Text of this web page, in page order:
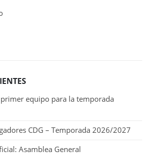
equipo para la temporada
CDG – Temporada 2026/2027
Asamblea General